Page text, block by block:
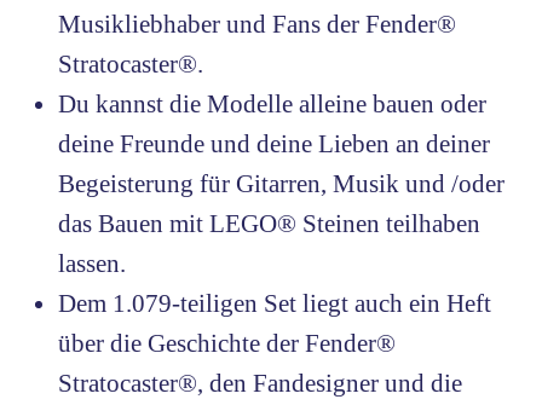
Musikliebhaber und Fans der Fender®
Stratocaster®.
Du kannst die Modelle alleine bauen oder
deine Freunde und deine Lieben an deiner
Begeisterung für Gitarren, Musik und /oder
das Bauen mit LEGO® Steinen teilhaben
lassen.
Dem 1.079-teiligen Set liegt auch ein Heft
über die Geschichte der Fender®
Stratocaster®, den Fandesigner und die